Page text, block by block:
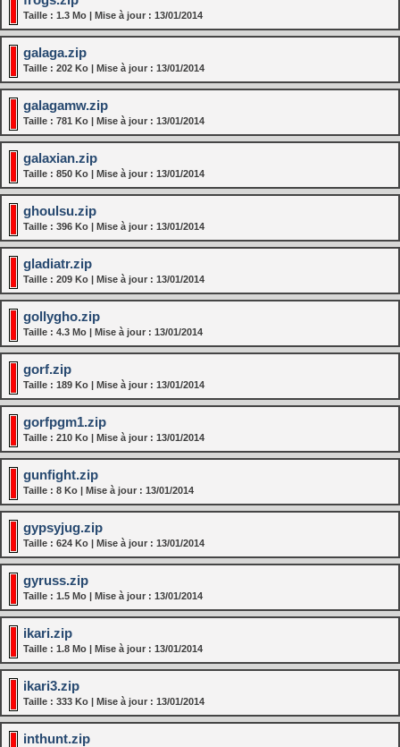
Taille : 1.3 Mo | Mise à jour : 13/01/2014
galaga.zip
Taille : 202 Ko | Mise à jour : 13/01/2014
galagamw.zip
Taille : 781 Ko | Mise à jour : 13/01/2014
galaxian.zip
Taille : 850 Ko | Mise à jour : 13/01/2014
ghoulsu.zip
Taille : 396 Ko | Mise à jour : 13/01/2014
gladiatr.zip
Taille : 209 Ko | Mise à jour : 13/01/2014
gollygho.zip
Taille : 4.3 Mo | Mise à jour : 13/01/2014
gorf.zip
Taille : 189 Ko | Mise à jour : 13/01/2014
gorfpgm1.zip
Taille : 210 Ko | Mise à jour : 13/01/2014
gunfight.zip
Taille : 8 Ko | Mise à jour : 13/01/2014
gypsyjug.zip
Taille : 624 Ko | Mise à jour : 13/01/2014
gyruss.zip
Taille : 1.5 Mo | Mise à jour : 13/01/2014
ikari.zip
Taille : 1.8 Mo | Mise à jour : 13/01/2014
ikari3.zip
Taille : 333 Ko | Mise à jour : 13/01/2014
inthunt.zip